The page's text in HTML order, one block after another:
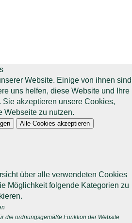
Website. Einige von ihnen sind
uns helfen, diese Website und Ihre
Sie akzeptieren unsere Cookies,
Webseite zu nutzen.
Alle Cookies akzeptieren
über alle verwendeten Cookies
Möglichkeit folgende Kategorien zu
die ordnungsgemäße Funktion der Website